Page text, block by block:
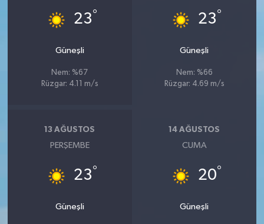
23°
Güneşli
Nem: %67
Rüzgar: 4.11 m/s
23°
Güneşli
Nem: %66
Rüzgar: 4.69 m/s
13 AĞUSTOS
PERŞEMBE
23°
Güneşli
14 AĞUSTOS
CUMA
20°
Güneşli